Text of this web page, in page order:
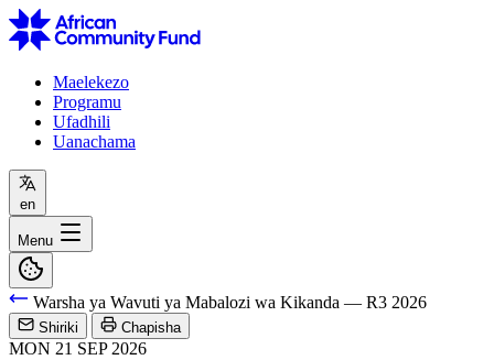
Maelekezo
Programu
Ufadhili
Uanachama
en
Menu
Warsha ya Wavuti ya Mabalozi wa Kikanda — R3 2026
Shiriki Chapisha
MON 21 SEP 2026